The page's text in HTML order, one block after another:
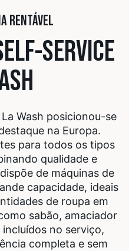
RENTÁVEL
SERVICE
Wash posicionou-se
na Europa.
para todos os tipos
qualidade e
de máquinas de
capacidade, ideais
de roupa em
sabão, amaciador
no serviço,
completa e sem